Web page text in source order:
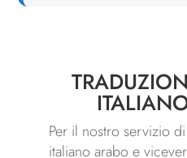
Per il nostro servizio
italiano arabo e